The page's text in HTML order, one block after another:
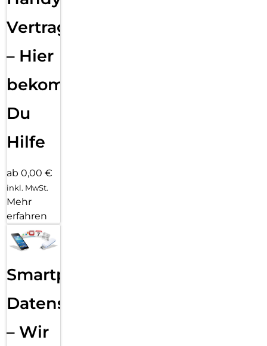
Vertragsabwicklung
– Hier
bekommst
Du
Hilfe
ab 0,00 €
inkl. MwSt.
Mehr
erfahren
Smartphone
Datensicherung
– Wir